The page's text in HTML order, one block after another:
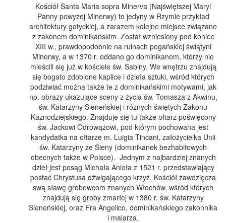
Kościół Santa Maria sopra Minerva (Najświętszej Maryi
Panny powyżej Minerwy) to jedyny w Rzymie przykład
architektury gotyckiej, a zarazem kolejne miejsce związane
z zakonem dominikańskim. Został wzniesiony pod koniec
XIII w., prawdopodobnie na ruinach pogańskiej świątyni
Minerwy, a w 1370 r. oddano go dominikanom, którzy nie
mieścili się już w kościele św. Sabiny. We wnętrzu znajdują
się bogato zdobione kaplice i dzieła sztuki, wśród których
podziwiać można także te z dominikańskimi motywami, jak
np. obrazy ukazujące sceny z życia św. Tomasza z Akwinu,
św. Katarzyny Sieneńskiej i różnych świętych Zakonu
Kaznodziejskiego. Znajduje się tu także ołtarz poświęcony
św. Jackowi Odrowążowi, pod którym pochowana jest
kandydatka na ołtarze m. Luigia Tincani, założycielka Unii
św. Katarzyny ze Sieny (dominikanek bezhabitowych
obecnych także w Polsce). Jednym z najbardziej znanych
dzieł jest posąg Michała Anioła z 1521 r. przedstawiający
postać Chrystusa dźwigającego krzyż. Kościół zawdzięcza
swą sławę grobowcom znanych Włochów, wśród których
znajdują się groby zmarłej w 1380 r. św. Katarzyny
Sieneńskiej, oraz Fra Angelico, dominikańskiego zakonnika
i malarza.